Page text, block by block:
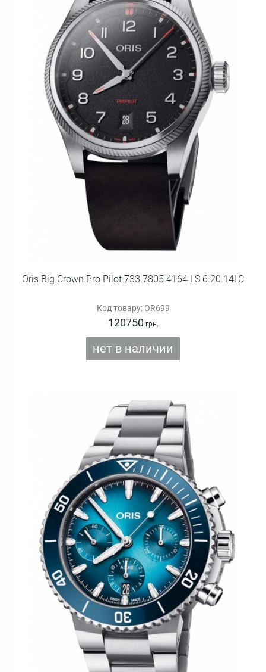
Oris Big Crown Pro Pilot 733.7805.4164 LS 6.20.14LC
Код товару: OR699
120750 грн.
нет в наличии